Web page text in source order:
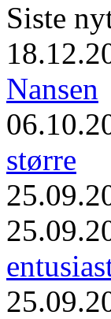
Siste
Nansen
større